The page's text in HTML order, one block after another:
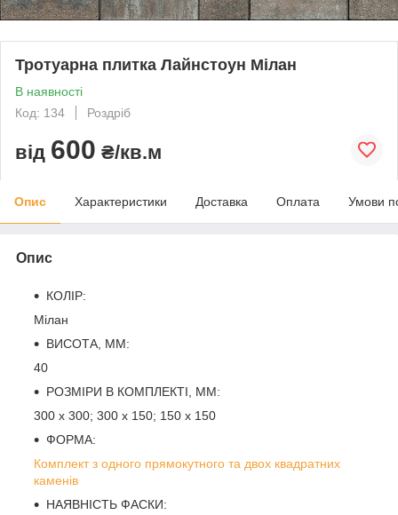
Тротуарна плитка Лайнстоун Мілан
В наявності
Код: 134
Роздріб
від 600 ₴/кв.м
Опис Характеристики Доставка Оплата Умови
Опис
КОЛІР:
Мілан
ВИСОТА, ММ:
40
РОЗМІРИ В КОМПЛЕКТІ, ММ:
300 х 300; 300 х 150; 150 х 150
ФОРМА:
Комплект з одного прямокутного та двох квадратних
каменів
НАЯВНІСТЬ ФАСКИ: